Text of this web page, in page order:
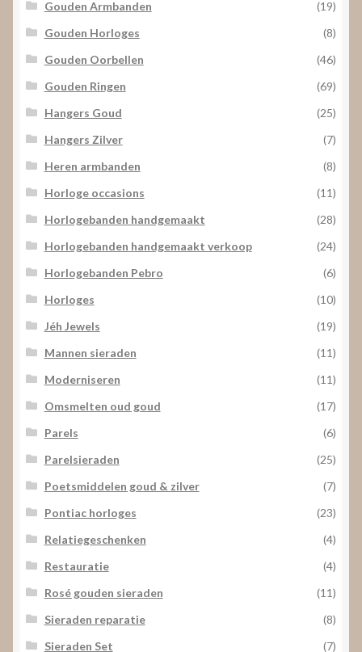
Gouden Armbanden
(19)
Gouden Horloges
(8)
Gouden Oorbellen
(46)
Gouden Ringen
(69)
Hangers Goud
(25)
Hangers Zilver
(7)
Heren armbanden
(8)
Horloge occasions
(11)
Horlogebanden handgemaakt
(28)
Horlogebanden handgemaakt verkoop
(24)
Horlogebanden Pebro
(6)
Horloges
(10)
Jéh Jewels
(19)
Mannen sieraden
(11)
Moderniseren
(11)
Omsmelten oud goud
(17)
Parels
(6)
Parelsieraden
(25)
Poetsmiddelen goud & zilver
(7)
Pontiac horloges
(23)
Relatiegeschenken
(4)
Restauratie
(4)
Rosé gouden sieraden
(11)
Sieraden reparatie
(8)
Sieraden Set
(7)